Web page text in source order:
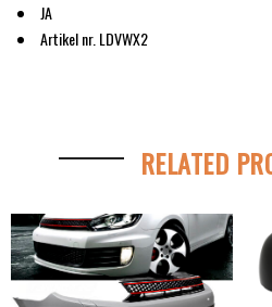
JA
Artikel nr. LDVWX2
RELATED